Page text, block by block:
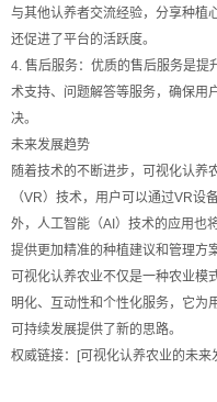
与其他认养者交流经验，分享种植
还促进了平台的活跃度。
4. 售后服务：优质的售后服务是提
术支持、问题解答等服务，确保用
决。
未来发展趋势
随着技术的不断进步，可视化认养
（VR）技术，用户可以通过VR设
外，人工智能（AI）技术的应用也
提供更加精准的种植建议和管理方案
可视化认养农业不仅是一种农业模
明化、互动性和个性化服务，它为
可持续发展提供了新的思路。
权威链接：[可视化认养农业的未